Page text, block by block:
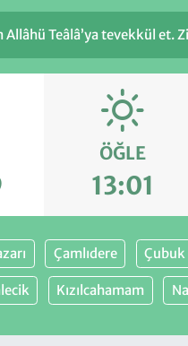
Teâlâ’ya tevekkül et.
ÖĞLE
13:01
Çamlıdere Çubuk
Kızılcahamam